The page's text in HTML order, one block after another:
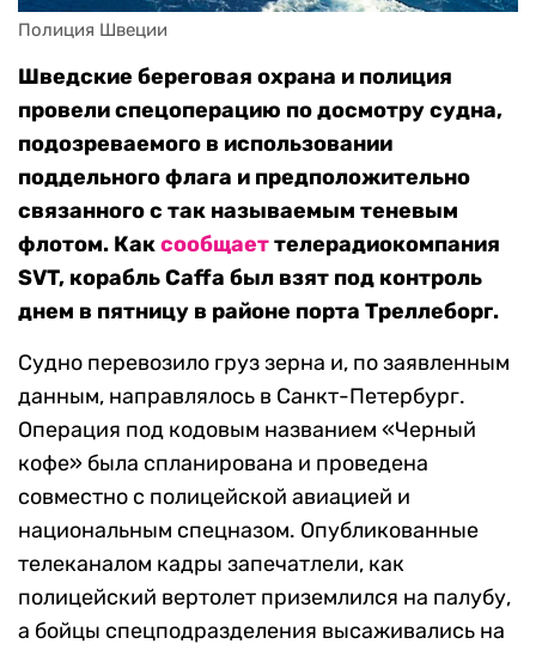
Полиция Швеции
Шведские береговая охрана и полиция
провели спецоперацию по досмотру судна,
подозреваемого в использовании
поддельного флага и предположительно
связанного с так называемым теневым
флотом. Каксообщаеттелерадиокомпания
SVT, корабль Caffa был взят под контроль
днем в пятницу в районе порта Треллеборг.
Судно перевозило груз зерна и, по заявленным
данным, направлялось в Санкт-Петербург.
Операция под кодовым названием «Черный
кофе» была спланирована и проведена
совместно с полицейской авиацией и
национальным спецназом. Опубликованные
телеканалом кадры запечатлели, как
полицейский вертолет приземлился на палубу,
а бойцы спецподразделения высаживались на